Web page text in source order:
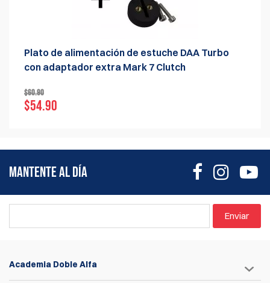
Plato de alimentación de estuche DAA Turbo
con adaptador extra Mark 7 Clutch
$60.90
$54.90
MANTENTE AL DÍA
Enviar
Academia Doble Alfa